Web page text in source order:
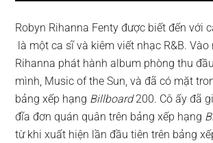
Robyn Rihanna Fenty được biết đến với
là một ca sĩ và kiêm viết nhạc R&B. Vào
Rihanna phát hành album phòng thu
mình, Music of the Sun, và đã có mặt
bảng xếp hạng Billboard200. Cô ấy đã
đĩa đơn quán quân trên bảng xếp hạng
từ khi xuất hiện lần đầu tiên trên bảng